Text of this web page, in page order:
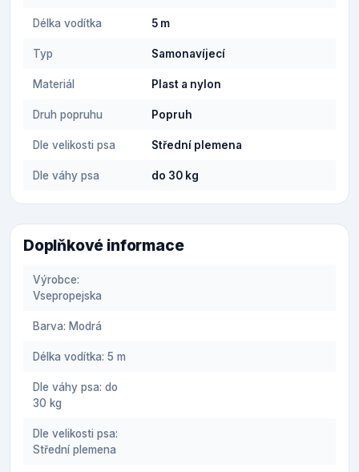
Délka vodítka 5 m
Typ Samonavíjecí
Materiál Plast a nylon
Druh popruhu Popruh
Dle velikosti psa Střední plemena
Dle váhy psa do 30 kg
Doplňkové informace
Výrobce:
Vsepropejska
Barva: Modrá
Délka vodítka: 5 m
Dle váhy psa: do
30 kg
Dle velikosti psa:
Střední plemena